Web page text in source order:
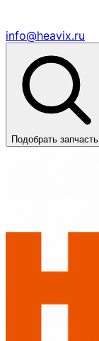
info@heavix.ru
Подобрать запчасть